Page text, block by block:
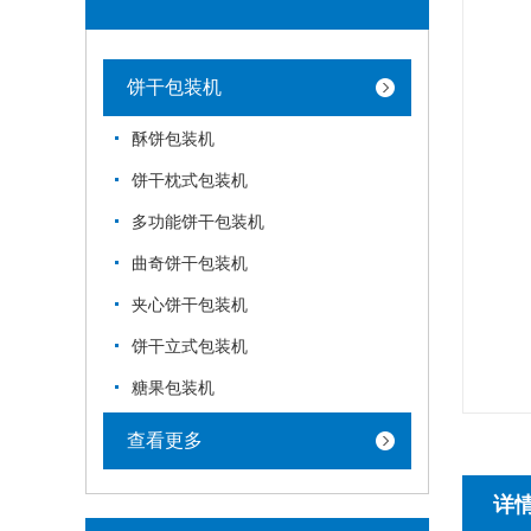
饼干包装机
酥饼包装机
饼干枕式包装机
多功能饼干包装机
曲奇饼干包装机
夹心饼干包装机
饼干立式包装机
糖果包装机
查看更多
详